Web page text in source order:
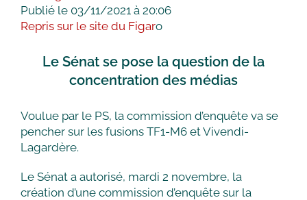
Publié le 03/11/2021 à 20:06
Repris sur le site du Figaro
Le Sénat se pose la question de la
concentration des médias
Voulue par le PS, la commission d’enquête va se
pencher sur les fusions TF1-M6 et Vivendi-
Lagardère.
Le Sénat a autorisé, mardi 2 novembre, la
création d’une commission d’enquête sur la